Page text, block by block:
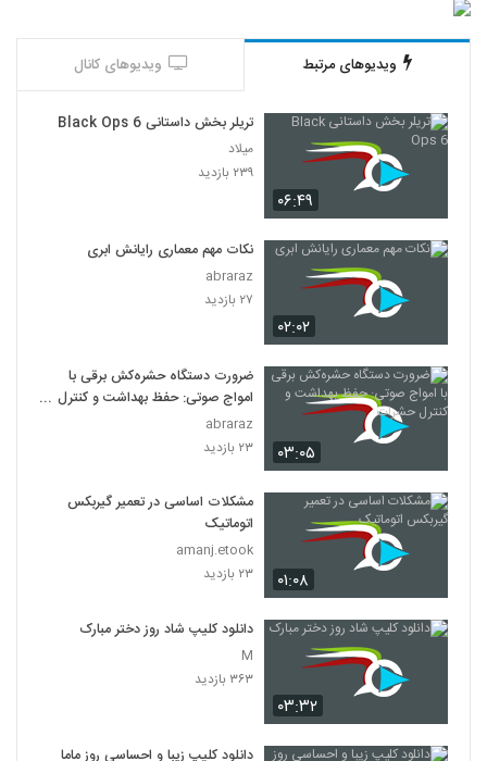
ویدیوهای مرتبط ویدیوهای کانال
۰۶:۴۹
تریلر بخش داستانی Black Ops 6
میلاد
۲۳۹ بازدید
۰۲:۰۲
نکات مهم معماری رایانش ابری
abraraz
۲۷ بازدید
۰۳:۰۵
ضرورت دستگاه حشره‌کش برقی با
امواج صوتی: حفظ بهداشت و کنترل
حشرات
abraraz
۲۳ بازدید
۰۱:۰۸
مشکلات اساسی در تعمیر گیربکس
اتوماتیک
amanj.etook
۲۳ بازدید
۰۳:۳۲
دانلود کلیپ شاد روز دختر مبارک
M
۳۶۳ بازدید
دانلود کلیپ زیبا و احساسی روز ماما